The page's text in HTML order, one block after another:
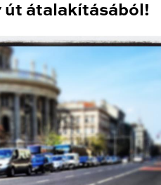
út átalakításából!